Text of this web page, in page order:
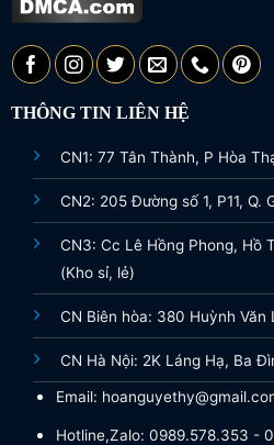
THÔNG TIN LIÊN HỆ
CN1: 77 Tân Thành, P Hòa
CN2: 205 Đường số 1, P11, Q.
CN3: Cc Lê Hồng Phong, Hồ
(Kho sỉ, lẻ)
CN Biên hòa: 380 Huỳnh Văn
CN Hà Nội: 2K Láng Hạ, Ba
Email:
Hotline,Zalo: 0989.578.353 -